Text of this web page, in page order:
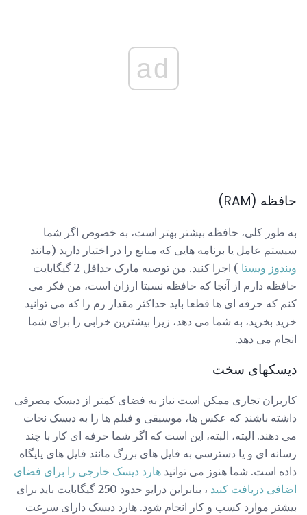
ad
حافظه (RAM)
به طور کلی، حافظه بیشتر بهتر است، به خصوص اگر شما
سیستم عامل یا برنامه هایی که منابع را در اختیار دارید (مانند
ویندوز ویستا
) اجرا کنید. من توصیه مارک حداقل 2 گیگابایت
حافظه دارم از آنجا که حافظه نسبتا ارزان است، من فکر می
کنم که حرفه ای ها قطعا باید حداکثر مقدار رم را که می توانید
خرید بخرید، به شما می دهد، زیرا بیشترین خرابی را برای شما
انجام می دهد.
دیسکهای سخت
کاربران تجاری ممکن است نیاز به فضای کمتر از دیسک مصرفی
داشته باشند که عکس ها، موسیقی و فیلم ها را به دیسک نجات
می دهند. البته، البته، این است که اگر شما حرفه ای کار با چند
رسانه ای و یا دسترسی به فایل های بزرگ مانند فایل های پایگاه
داده است. شما هنوز می توانید هارد دیسک خارجی را برای فضای
اضافی دریافت کنید
، بنابراین درایو حدود 250 گیگابایت باید برای
بیشتر موارد کسب و کار انجام شود. هارد دیسک دارای سرعت